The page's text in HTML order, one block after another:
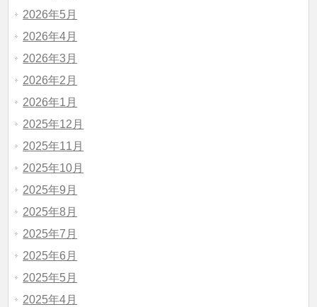
2026年5月
2026年4月
2026年3月
2026年2月
2026年1月
2025年12月
2025年11月
2025年10月
2025年9月
2025年8月
2025年7月
2025年6月
2025年5月
2025年4月